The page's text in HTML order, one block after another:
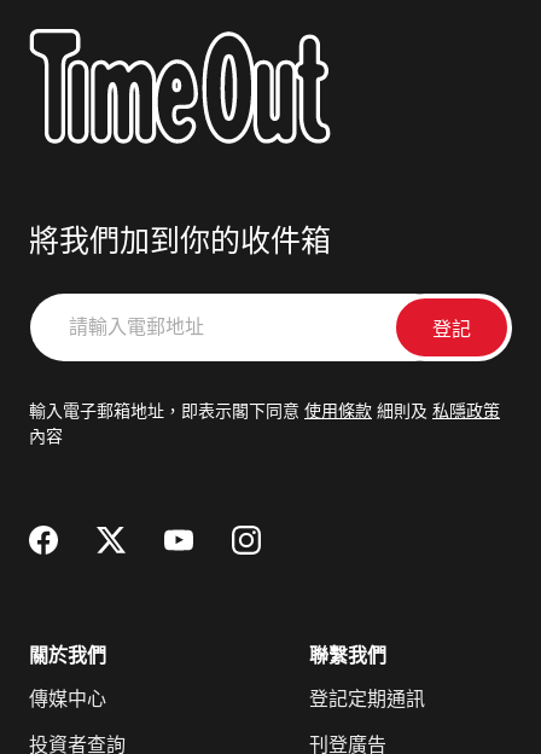
將我們加到你的收件箱
請
輸
郵
輸入電子郵箱地址，即表示閣下同意 使用條款 細則及 私隱政策
內容
關於我們
傳媒中心
投資者查詢
聯繫我們
登記定期通訊
刊登廣告